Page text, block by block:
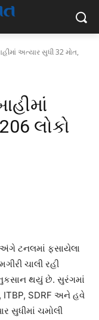
અત્યાર સુધી 32 મોત,
લોકો
અંગે ટનલમાં ફસાયેલા
ચાલી રહી
નુકસાન થયું છે. સુરંગમાં
ITBP, SDRF અને હવે
સુધીમાં ચમોલી